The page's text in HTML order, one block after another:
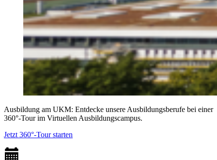
Ausbildung am UKM: Entdecke unsere Ausbildungsberufe bei einer
360°-Tour im Virtuellen Ausbildungscampus.
Jetzt 360°-Tour starten